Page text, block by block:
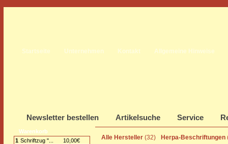
Startseite Unternehmen Kontakt Allgemeine Hinweise
Newsletter bestellen Artikelsuche Service
Warenkorb
1 Schriftzug "...
10,00€
Alle Hersteller (32) Herpa-Beschriftungen